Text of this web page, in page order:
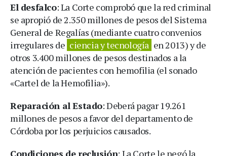
El desfalco: La Corte comprobó que la red criminal
se apropió de 2.350 millones de pesos del Sistema
General de Regalías (mediante cuatro convenios
irregulares de ciencia y tecnología en 2013) y de
otros 3.400 millones de pesos destinados a la
atención de pacientes con hemofilia (el sonado
«Cartel de la Hemofilia»).
Reparación al Estado: Deberá pagar 19.261
millones de pesos a favor del departamento de
Córdoba por los perjuicios causados.
Condiciones de reclusión: La Corte le negó la